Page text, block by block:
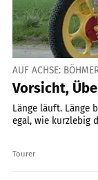
AUF ACHSE:
Vorsicht,
Länge läuft. Länge
egal, wie kurzlebig
Tourer